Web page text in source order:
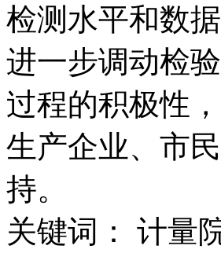
检测水平和数
进一步调动检
过程的积极性
生产企业、市
持。
关键词：
计量